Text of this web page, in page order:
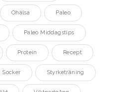
Ohälsa Paleo
Paleo Middagstips
Protein Recept
Socker Styrketräning